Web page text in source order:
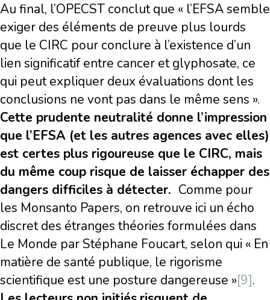
Au final, l’OPECST conclut que « l’EFSA semble
exiger des éléments de preuve plus lourds
que le CIRC pour conclure à l’existence d’un
lien significatif entre cancer et glyphosate, ce
qui peut expliquer deux évaluations dont les
conclusions ne vont pas dans le même sens ».
Cette prudente neutralité donne l’impression
que l’EFSA (et les autres agences avec elles)
est certes plus rigoureuse que le CIRC, mais
du même coup risque de laisser échapper des
dangers difficiles à détecter. Comme pour
les Monsanto Papers, on retrouve ici un écho
discret des étranges théories formulées dans
Le Monde par Stéphane Foucart, selon qui « En
matière de santé publique, le rigorisme
scientifique est une posture dangereuse »[9].